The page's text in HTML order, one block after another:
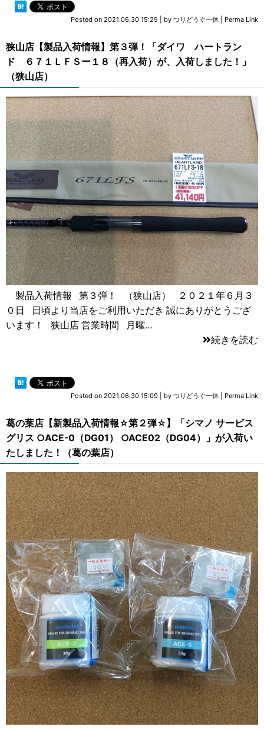
Posted on 2021.06.30 15:29 by つりどうぐ一休 Perma Link
狭山店【製品入荷情報】第３弾！「ダイワ ハートラン
ド ６７１ＬＦＳー１８（再入荷）が、入荷しました！」
（狭山店）
製品入荷情報 第３弾！ （狭山店） ２０２１年６月３
０日 日頃より当店をご利用いただき 誠にありがとうござ
います！ 狭山店 営業時間 月曜…
続きを読む
Posted on 2021.06.30 15:09 by つりどうぐ一休 Perma Link
葛の葉店【新製品入荷情報☆第２弾☆】「シマノ サービス
グリス ○ACE-0（DG01） ○ACE02（DG04）」が入荷い
たしました！（葛の葉店）